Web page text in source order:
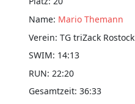
Mario Themann
TG triZack Rostock
14:13
22:20
36:33